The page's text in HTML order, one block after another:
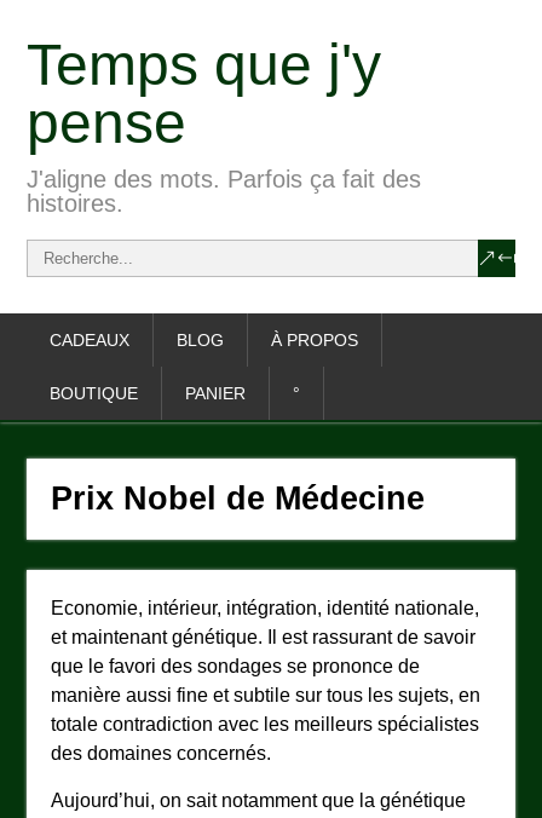
Temps que j'y
pense
J'aligne des mots. Parfois ça fait des
histoires.
CADEAUX BLOG À PROPOS
BOUTIQUE PANIER °
Prix Nobel de Médecine
Economie, intérieur, intégration, identité nationale,
et maintenant génétique. Il est rassurant de savoir
que le favori des sondages se prononce de
manière aussi fine et subtile sur tous les sujets, en
totale contradiction avec les meilleurs spécialistes
des domaines concernés.
Aujourd’hui, on sait notamment que la génétique